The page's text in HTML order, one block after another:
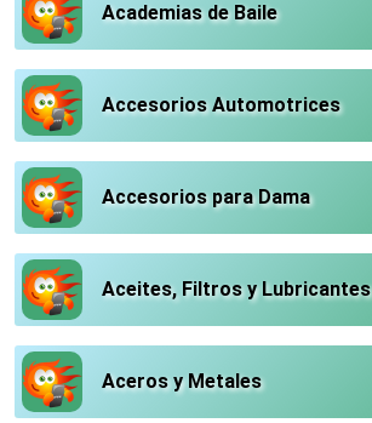
Academias de Baile
Accesorios Automotrices
Accesorios para Dama
Aceites, Filtros y Lubricantes
Aceros y Metales